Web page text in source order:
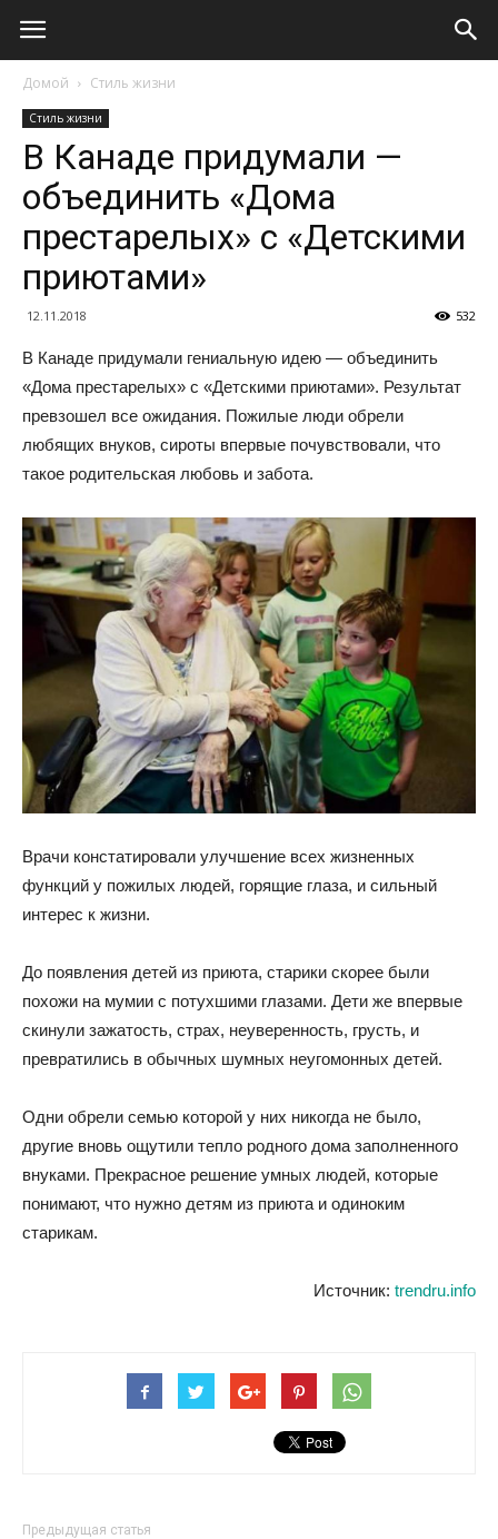
Домой Стиль жизни
Стиль жизни
В Канаде придумали —
объединить «Дома
престарелых» с «Детскими
приютами»
12.11.2018 532
В Канаде придумали гениальную идею — объединить
«Дома престарелых» с «Детскими приютами». Результат
превзошел все ожидания. Пожилые люди обрели
любящих внуков, сироты впервые почувствовали, что
такое родительская любовь и забота.
Врачи констатировали улучшение всех жизненных
функций у пожилых людей, горящие глаза, и сильный
интерес к жизни.
До появления детей из приюта, старики скорее были
похожи на мумии с потухшими глазами. Дети же впервые
скинули зажатость, страх, неуверенность, грусть, и
превратились в обычных шумных неугомонных детей.
Одни обрели семью которой у них никогда не было,
другие вновь ощутили тепло родного дома заполненного
внуками. Прекрасное решение умных людей, которые
понимают, что нужно детям из приюта и одиноким
старикам.
Источник: trendru.info
Предыдущая статья